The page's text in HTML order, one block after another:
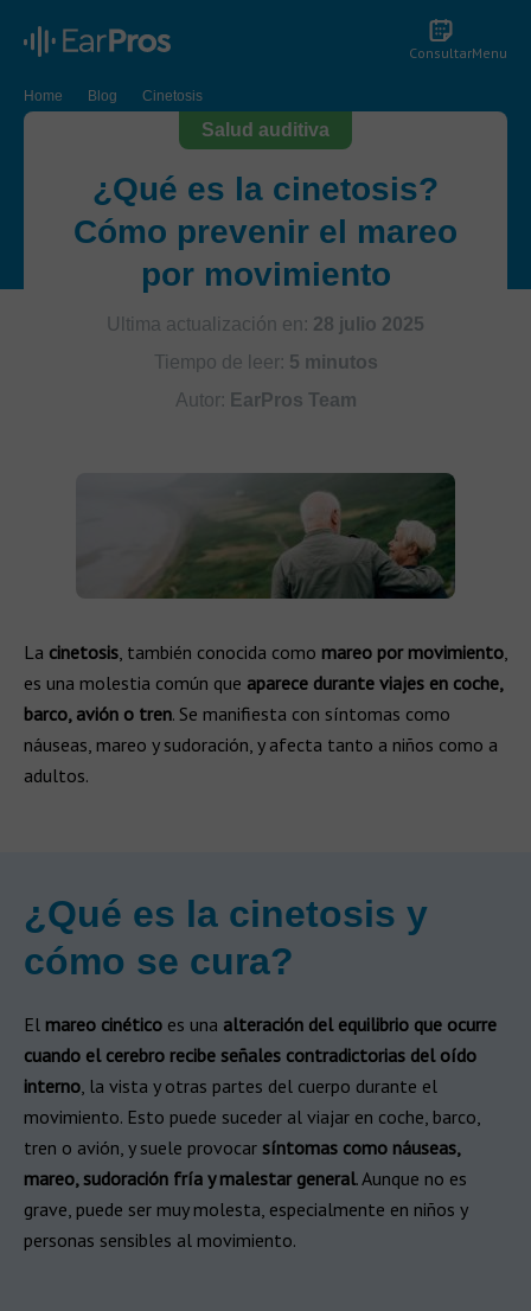
ConsultarMenu
Home Blog Cinetosis
Salud auditiva
¿Qué es la cinetosis?
Cómo prevenir el mareo
por movimiento
Ultima actualización en: 28 julio 2025
Tiempo de leer: 5 minutos
Autor: EarPros Team
La cinetosis, también conocida como mareo por movimiento,
es una molestia común que aparece durante viajes en coche,
barco, avión o tren. Se manifiesta con síntomas como
náuseas, mareo y sudoración, y afecta tanto a niños como a
adultos.
¿Qué es la cinetosis y
cómo se cura?
El mareo cinético ​ es una alteración del equilibrio que ocurre
cuando el cerebro recibe señales contradictorias del oído
interno, la vista y otras partes del cuerpo durante el
movimiento. Esto puede suceder al viajar en coche, barco,
tren o avión, y suele provocar síntomas como náuseas,
mareo, sudoración fría y malestar general. Aunque no es
grave, puede ser muy molesta, especialmente en niños y
personas sensibles al movimiento.